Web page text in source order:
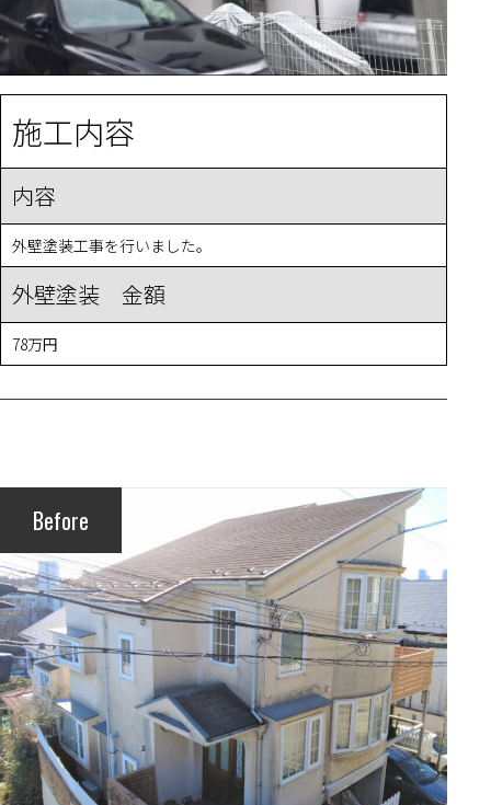
施工内容
内容
外壁塗装工事を行いました。
外壁塗装 金額
78万円
Before